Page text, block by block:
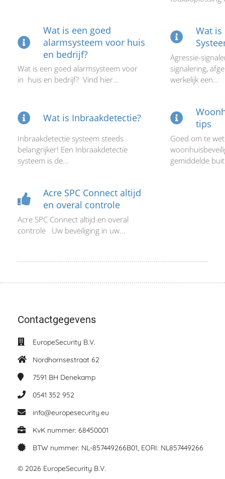
Wat is een goed
alarmsysteem voor huis
en bedrijf?
Wat is een goed alarmsysteem voor
in huis en bedrijf? Vind hier...
Wat is
Agressie-
signalering,
werkelijk een...
Wat is Inbraakdetectie?
Inbraakdetectie systeem steeds
belangrijker! Een Inbraakdetectie
systeem is de...
tips
Goed om te
gemiddelde
Acre SPC Connect altijd
en overal controle
Acre SPC Connect altijd en overal
controle Uw beveiliging in uw...
Contactgegevens
EuropeSecurity B.V.
Nordhornsestraat 62
7591 BH Denekamp
0541 352 952
info@europesecurity.eu
KvK nummer: 68450001
BTW nummer: NL-857449266B01, EORI: NL857449266
© 2026 EuropeSecurity B.V.